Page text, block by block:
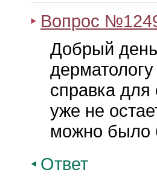
Вопрос
Добрый
справка для
уже не
можно было
Ответ